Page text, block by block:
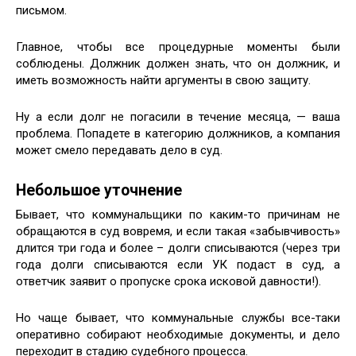
письмом.
Главное, чтобы все процедурные моменты были
соблюдены. Должник должен знать, что он должник, и
иметь возможность найти аргументы в свою защиту.
Ну а если долг не погасили в течение месяца, — ваша
проблема. Попадете в категорию должников, а компания
может смело передавать дело в суд.
Небольшое уточнение
Бывает, что коммунальщики по каким-то причинам не
обращаются в суд вовремя, и если такая «забывчивость»
длится три года и более – долги списываются (через три
года долги списываются если УК подаст в суд, а
ответчик заявит о пропуске срока исковой давности!).
Но чаще бывает, что коммунальные службы все-таки
оперативно собирают необходимые документы, и дело
переходит в стадию судебного процесса.